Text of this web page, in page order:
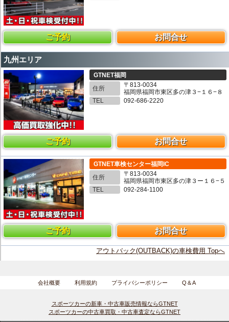
ご予約 お問合せ
九州エリア
GTNET福岡
住所
〒813-0034
福岡県福岡市東区多の津３−１６−８
TEL
092-686-2220
ご予約 お問合せ
GTNET車検センター福岡IC
住所
〒813-0034
福岡県福岡市東区多の津３ー１６−５
TEL
092-284-1100
ご予約 お問合せ
アウトバック(OUTBACK)の車検費用 Topへ
会社概要 利用規約 プライバシーポリシー Q＆A
スポーツカーの新車・中古車販売情報ならGTNET
スポーツカーの中古車買取・中古車査定ならGTNET